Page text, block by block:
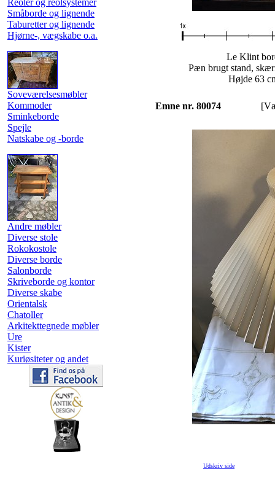
Reoler og reolsystemer
Småborde og lignende
Taburetter og lignende
Hjørne-, vægskabe o.a.
Soveværelsesmøbler
Kommoder
Sminkeborde
Spejle
Natskabe og -borde
Andre møbler
Diverse stole
Rokokostole
Diverse borde
Salonborde
Skriveborde og kontor
Diverse skabe
Orientalsk
Chatoller
Arkitekttegnede møbler
Ure
Kister
Kuriøsiteter og andet
Le Klint
Pæn brugt stand,
Højde 63
Emne nr. 80074
Udskriv side